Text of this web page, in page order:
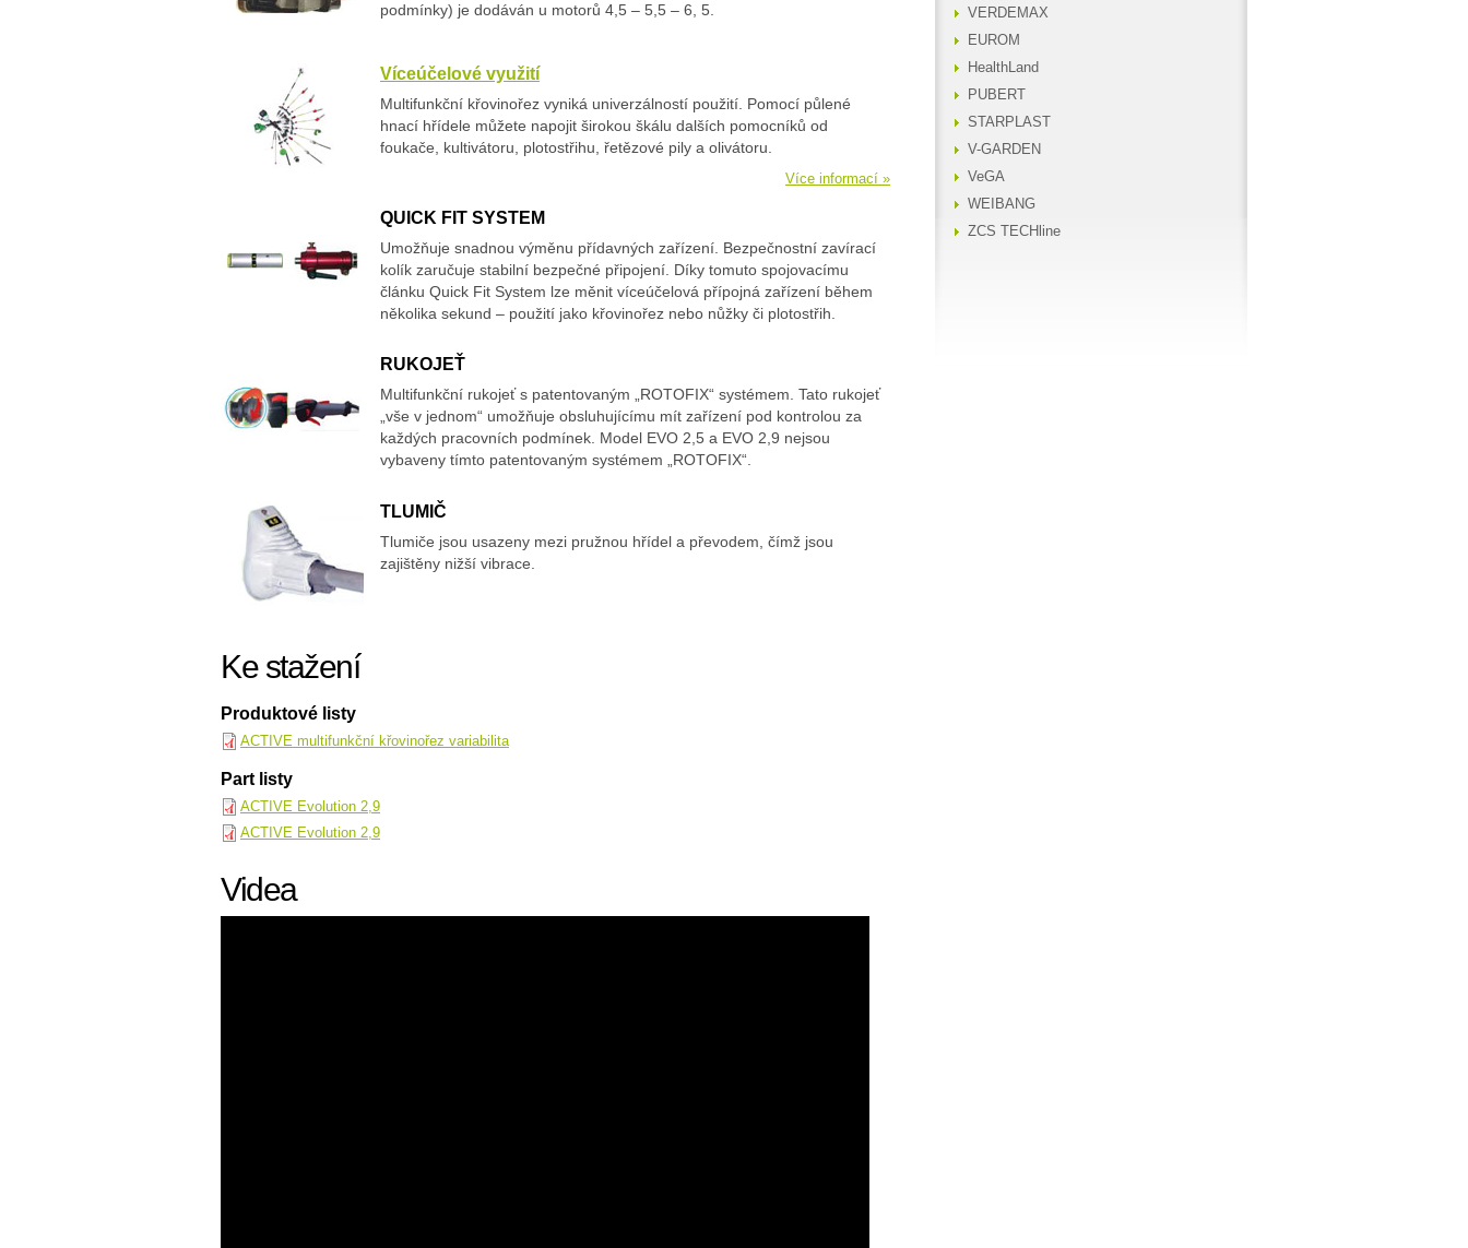
podmínky) je dodáván u motorů 4,5 – 5,5 – 6, 5.
Víceúčelové využití
Multifunkční křovinořez vyniká univerzálností použití. Pomocí půlené
hnací hřídele můžete napojit širokou škálu dalších pomocníků od
foukače, kultivátoru, plotostřihu, řetězové pily a olivátoru.
Více informací »
QUICK FIT SYSTEM
Umožňuje snadnou výměnu přídavných zařízení. Bezpečnostní zavírací
kolík zaručuje stabilní bezpečné připojení. Díky tomuto spojovacímu
článku Quick Fit System lze měnit víceúčelová přípojná zařízení během
několika sekund – použití jako křovinořez nebo nůžky či plotostřih.
RUKOJEŤ
Multifunkční rukojeť s patentovaným „ROTOFIX“ systémem. Tato rukojeť
„vše v jednom“ umožňuje obsluhujícímu mít zařízení pod kontrolou za
každých pracovních podmínek. Model EVO 2,5 a EVO 2,9 nejsou
vybaveny tímto patentovaným systémem „ROTOFIX“.
TLUMIČ
Tlumiče jsou usazeny mezi pružnou hřídel a převodem, čímž jsou
zajištěny nižší vibrace.
Ke stažení
Produktové listy
ACTIVE multifunkční křovinořez variabilita
Part listy
ACTIVE Evolution 2,9
ACTIVE Evolution 2,9
Videa
VERDEMAX
EUROM
HealthLand
PUBERT
STARPLAST
V-GARDEN
VeGA
WEIBANG
ZCS TECHline